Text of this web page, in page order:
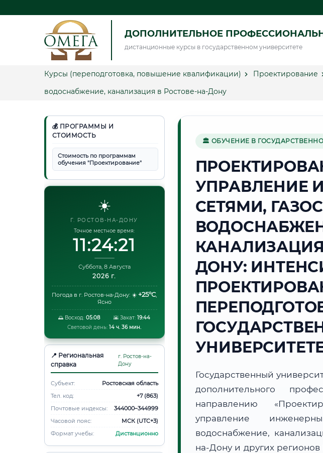
ДОПОЛНИТЕЛЬНОЕ
дистанционные курсы в государственном университете
Курсы (переподготовка, повышение квалификации) Проектирование
водоснабжение, канализация в Ростове-на-Дону
💰 ПРОГРАММЫ И
СТОИМОСТЬ
Стоимость по программам
обучения "Проектирование"
☀️
Г. РОСТОВ-НА-ДОНУ
Точное местное время:
11:24:22
Суббота, 8 Августа
2026 г.
Погода в г. Ростов-на-Дону: ☀️ +25°C,
Ясно
🌅 Восход: 05:08 🌇 Закат: 19:44
Световой день: 14 ч. 36 мин.
📍 Региональная
справка
г. Ростов-на-
Дону
Субъект:
Ростовская область
Тел. код:
+7 (863)
Почтовые индексы:
344000–344999
Часовой пояс:
МСК (UTC+3)
Формат учебы:
Дистанционно
🏛 ОБУЧЕНИЕ В
УПРАВЛЕНИЕ
СЕТЯМИ,
ДОНУ:
Государственный
дополнительного
направлению
управление
водоснабжение,
на-Дону и других